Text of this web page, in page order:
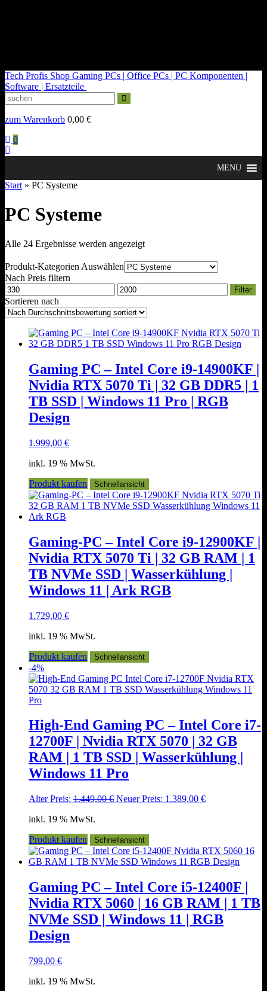
Tech Profis Shop Gaming PCs | Office PCs | PC Komponenten |
Software | Ersatzteile
zum Warenkorb 0,00 €
0
MENU
Start » PC Systeme
PC Systeme
Alle 24 Ergebnisse werden angezeigtNach
sortiert
Produkt-Kategorien Auswählen
Nach Preis filtern
Min.
Preis
Max.
Preis
Filter
Sortieren nach
Gaming PC – Intel Core i9-14900KF |
Nvidia RTX 5070 Ti | 32 GB DDR5 | 1
TB SSD | Windows 11 Pro | RGB
Design
1.999,00 €
inkl. 19 % MwSt.
Produkt kaufen
Schnellansicht
Gaming-PC – Intel Core i9-12900KF |
Nvidia RTX 5070 Ti | 32 GB RAM | 1
TB NVMe SSD | Wasserkühlung |
Windows 11 | Ark RGB
1.729,00 €
inkl. 19 % MwSt.
Produkt kaufen
Schnellansicht
-4%
High-End Gaming PC – Intel Core i7-
12700F | Nvidia RTX 5070 | 32 GB
RAM | 1 TB SSD | Wasserkühlung |
Windows 11 Pro
Alter Preis: 1.449,00€ Ursprünglicher
Neuer Preis: 1.389,00 €Aktueller
inkl. 19 % MwSt.
Produkt kaufen
Schnellansicht
Gaming PC – Intel Core i5-12400F |
Nvidia RTX 5060 | 16 GB RAM | 1 TB
NVMe SSD | Windows 11 | RGB
Design
799,00 €
inkl. 19 % MwSt.